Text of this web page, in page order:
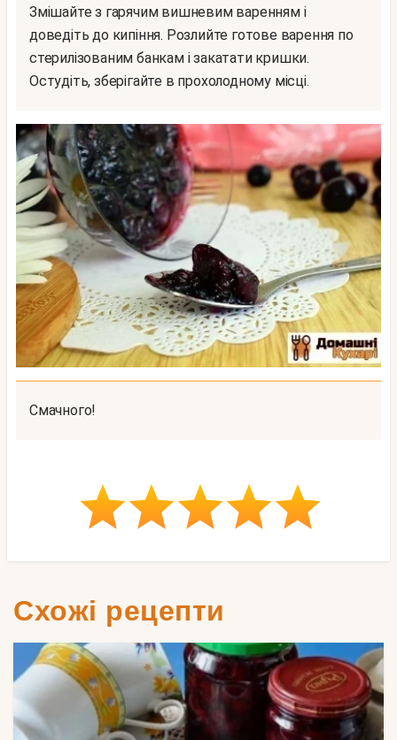
Змішайте з гарячим вишневим варенням і
доведіть до кипіння. Розлийте готове варення по
стерилізованим банкам і закатати кришки.
Остудіть, зберігайте в прохолодному місці.
Смачного!
Схожі рецепти